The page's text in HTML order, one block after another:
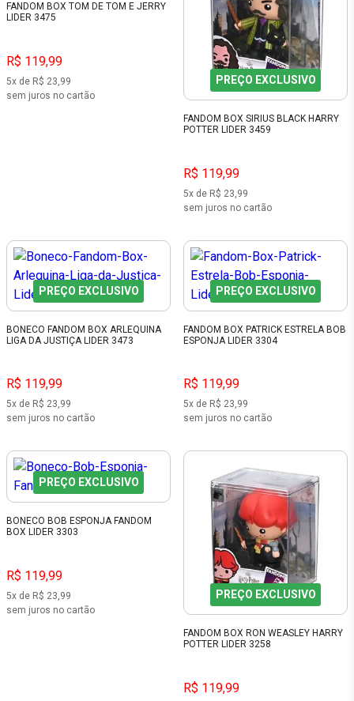
FANDOM BOX TOM DE TOM E JERRY
LIDER 3475
R$ 119,99
5x de R$ 23,99
sem juros no cartão
PREÇO EXCLUSIVO
FANDOM BOX SIRIUS BLACK HARRY
POTTER LIDER 3459
R$ 119,99
5x de R$ 23,99
sem juros no cartão
PREÇO EXCLUSIVO
BONECO FANDOM BOX ARLEQUINA
LIGA DA JUSTIÇA LIDER 3473
R$ 119,99
5x de R$ 23,99
sem juros no cartão
PREÇO EXCLUSIVO
FANDOM BOX PATRICK ESTRELA BOB
ESPONJA LIDER 3304
R$ 119,99
5x de R$ 23,99
sem juros no cartão
PREÇO EXCLUSIVO
BONECO BOB ESPONJA FANDOM
BOX LIDER 3303
R$ 119,99
5x de R$ 23,99
sem juros no cartão
PREÇO EXCLUSIVO
FANDOM BOX RON WEASLEY HARRY
POTTER LIDER 3258
R$ 119,99